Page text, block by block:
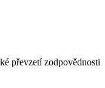
převzetí zodpovědnosti